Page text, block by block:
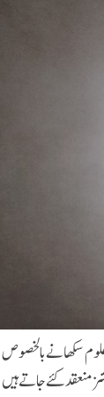
سکھانے بالخصوص
منعقد کئے جاتے ہیں